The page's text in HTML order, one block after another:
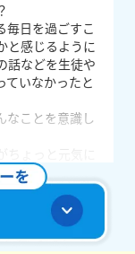
毎日を過ごすこ
と感じるように
話などを生徒や
ていなかったと
なことを意識し
前回解けなか
嫌なことがあっ
たり、どんな
った」「また
な前向きな気持